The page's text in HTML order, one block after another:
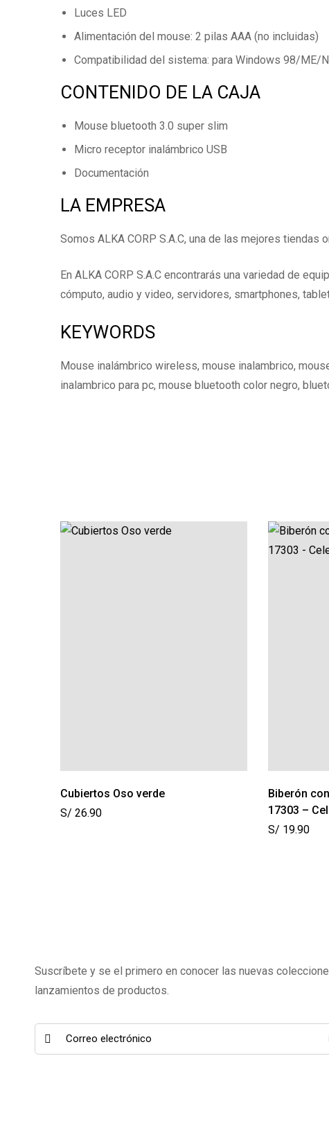
Luces LED
Alimentación del mouse: 2 pilas AAA (no incluidas)
Compatibilidad del sistema: para Windows 98/
CONTENIDO DE LA CAJA
Mouse bluetooth 3.0 super slim
Micro receptor inalámbrico USB
Documentación
LA EMPRESA
Somos ALKA CORP S.A.C, una de las mejores
En ALKA CORP S.A.C encontrarás una variedad de
cómputo, audio y video, servidores, smartphones,
KEYWORDS
Mouse inalámbrico wireless, mouse inalambrico,
inalambrico para pc, mouse bluetooth color negro,
Cubiertos Oso verde
S/ 26.90
Biberón
17303 –
S/ 19.90
Suscríbete y se el primero en conocer las nuevas
lanzamientos de productos.